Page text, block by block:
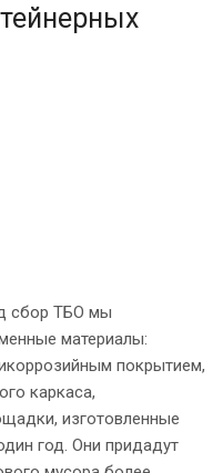
сбор ТБО мы
материалы:
покрытием,
каркаса,
изготовленные
год. Они придадут